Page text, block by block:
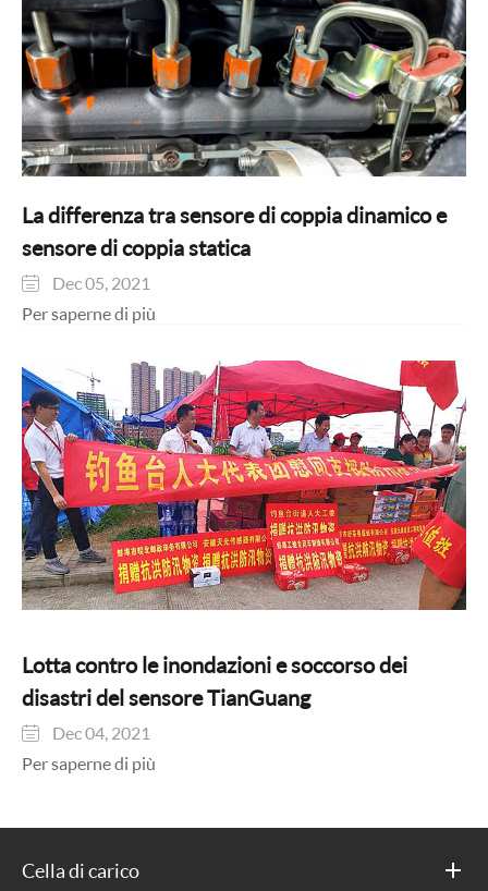
La differenza tra sensore di coppia dinamico e
sensore di coppia statica

Dec 05, 2021
Per saperne di più
Lotta contro le inondazioni e soccorso dei
disastri del sensore TianGuang

Dec 04, 2021
Per saperne di più
Cella di carico